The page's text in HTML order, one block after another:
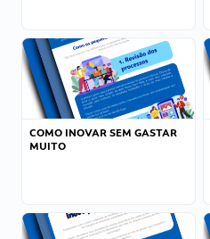
COMO INOVAR SEM GASTAR
MUITO